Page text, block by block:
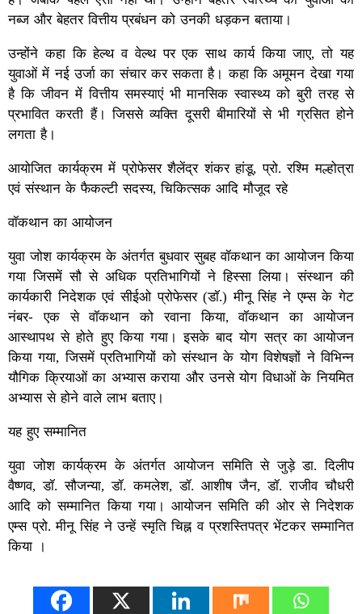
नब्ज और बेहतर वित्तीय प्रबंधन को उनकी धड़कन बताया।
उन्होंने कहा कि हेल्थ व वेल्थ पर एक साथ कार्य किया जाए, तो यह
युवाओं में नई उर्जा का संचार कर सकता है। कहा कि अमूमन देखा गया
है कि जीवन में वित्तीय समस्याएं भी मानसिक स्वास्थ्य को बुरी तरह से
प्रभावित करती हैं। जिससे व्यक्ति दूसरी बीमारियों से भी ग्रसित होने
लगता है।
आयोजित कार्यक्रम में प्रोफेसर शैलेंद्र शंकर हांडू, प्रो. रश्मि मल्होत्रा
एवं संस्थान के फैकल्टी सदस्य, चिकित्सक आदि मौजूद रहे
वॉकथान का आयोजन
युवा जोश कार्यक्रम के अंतर्गत बुधवार सुबह वॉकथान का आयोजन किया
गया जिसमें सौ से अधिक प्रतिभागियों ने हिस्सा लिया। संस्थान की
कार्यकारी निदेशक एवं सीईओ प्रोफेसर (डॉ.) मीनू सिंह ने एम्स के गेट
नंबर- एक से वॉकथान को रवाना किया, वॉकथान का आयोजन
आस्थापथ से होते हुए किया गया। इसके बाद योग सत्र का आयोजन
किया गया, जिसमें प्रतिभागियों को संस्थान के योग विशेषज्ञों ने विभिन्न
यौगिक क्रियाओं का अभ्यास कराया और उनसे योग विधाओं के नियमित
अभ्यास से होने वाले लाभ बताए।
यह हुए सम्मानित
युवा जोश कार्यक्रम के अंतर्गत आयोजन समिति से जुड़े डा. दिलीप
वैष्णव, डॉ. सौजन्या, डॉ. कमलेश, डॉ. आशीष जैन, डॉ. राजीव चौधरी
आदि को सम्मानित किया गया। आयोजन समिति की ओर से निदेशक
एम्स प्रो. मीनू सिंह ने उन्हें स्मृति चिह्न व प्रशस्तिपत्र भेंटकर सम्मानित
किया ।